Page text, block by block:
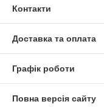
Контакти
Доставка та оплата
Графік роботи
Повна версія сайту